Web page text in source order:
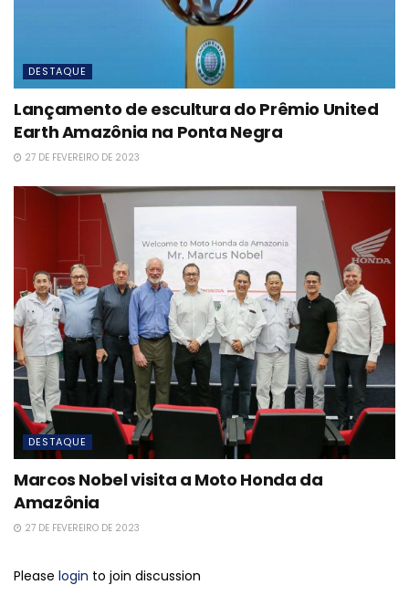
DESTAQUE
Lançamento de escultura do Prêmio United
Earth Amazônia na Ponta Negra
27 DE FEVEREIRO DE 2023
DESTAQUE
Marcos Nobel visita a Moto Honda da
Amazônia
27 DE FEVEREIRO DE 2023
Please login to join discussion